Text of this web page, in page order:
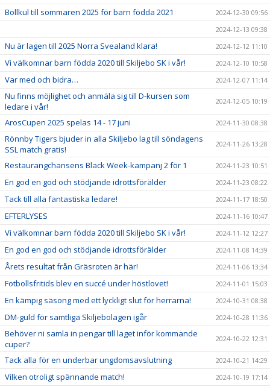
Bollkul till sommaren 2025 för barn födda 2021
2024-12-30 09:56
2024-12-13 09:38
Nu är lagen till 2025 Norra Svealand klara! 2024-12-12 11:10
Vi välkomnar barn födda 2020 till Skiljebo SK i vår! 2024-12-10 10:58
Var med och bidra… 2024-12-07 11:14
Nu finns möjlighet och anmäla sig till D-kursen som
ledare i vår!
2024-12-05 10:19
ArosCupen 2025 spelas 14 - 17 juni 2024-11-30 08:38
Rönnby Tigers bjuder in alla Skiljebo lag till söndagens
SSL match gratis!
2024-11-26 13:28
Restaurangchansens Black Week-kampanj 2 för 1 2024-11-23 10:51
En god en god och stödjande idrottsförälder 2024-11-23 08:22
Tack till alla fantastiska ledare! 2024-11-17 18:50
EFTERLYSES 2024-11-16 10:47
Vi välkomnar barn födda 2020 till Skiljebo SK i vår! 2024-11-12 12:27
En god en god och stödjande idrottsförälder 2024-11-08 14:39
Årets resultat från Gräsroten är här! 2024-11-06 13:34
Fotbollsfritids blev en succé under höstlovet! 2024-11-01 15:03
En kämpig säsong med ett lyckligt slut för herrarna! 2024-10-31 08:38
DM-guld för samtliga Skiljebolagen igår 2024-10-28 11:36
Behöver ni samla in pengar till laget inför kommande
cuper?
2024-10-22 12:31
Tack alla för en underbar ungdomsavslutning 2024-10-21 14:29
Vilken otroligt spännande match! 2024-10-19 17:14